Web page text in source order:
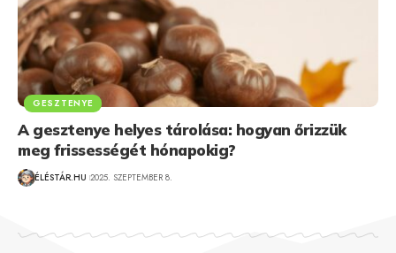
GESZTENYE
A gesztenye helyes tárolása: hogyan őrizzük
meg frissességét hónapokig?
ÉLÉSTÁR.HU 2025. SZEPTEMBER 8.